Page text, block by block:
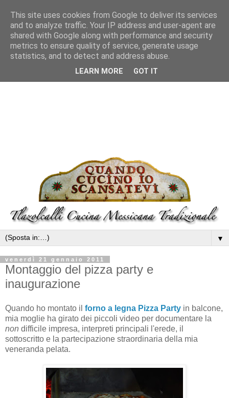
▼
venerdì 21 gennaio 2011
Montaggio del pizza party e
inaugurazione
Quando ho montato il forno a legna Pizza Party in balcone,
mia moglie ha girato dei piccoli video per documentare la
non difficile impresa, interpreti principali l'erede, il
sottoscritto e la partecipazione straordinaria della mia
veneranda pelata.
This site uses cookies from Google to deliver its services
and to analyze traffic. Your IP address and user-agent are
shared with Google along with performance and security
metrics to ensure quality of service, generate usage
statistics, and to detect and address abuse.
LEARN MORE GOT IT